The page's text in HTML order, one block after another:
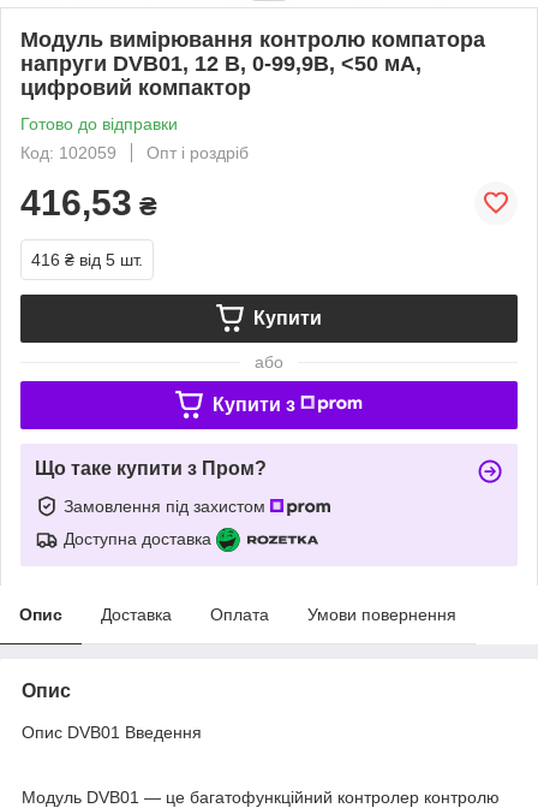
Модуль вимірювання контролю компатора
напруги DVB01, 12 В, 0-99,9В, <50 мА,
цифровий компактор
Готово до відправки
Код: 102059
Опт і роздріб
416,53 ₴
416 ₴ від 5 шт.
Купити
або
Купити з
Що таке купити з Пром?
Замовлення під захистом
Доступна доставка
Опис Доставка Оплата Умови повернення
Опис
Опис DVB01 Введення
Модуль DVB01 — це багатофункційний контролер контролю